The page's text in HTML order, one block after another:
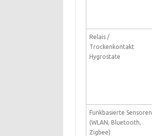
Relais /
Trockenkontakt
Hygrostate
Funkbasierte Sensoren
(WLAN, Bluetooth,
Zigbee)